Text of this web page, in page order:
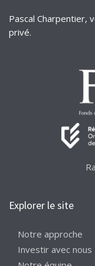
Pascal Charpentier,
privé.
Explorer le site
Notre approche
Investir avec nous